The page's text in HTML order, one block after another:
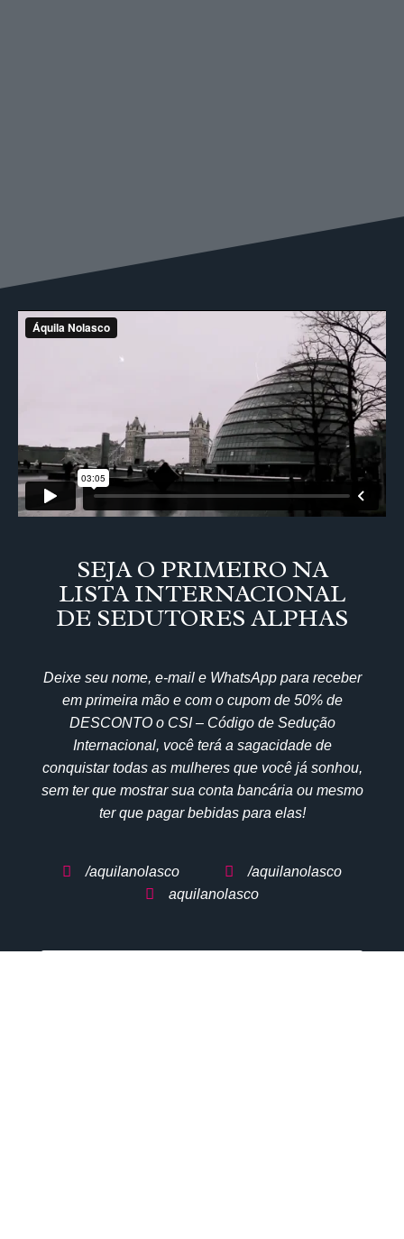
SEJA O PRIMEIRO NA
LISTA INTERNACIONAL
DE SEDUTORES ALPHAS
Deixe seu nome, e-mail e WhatsApp para receber
em primeira mão e com o cupom de 50% de
DESCONTO o CSI – Código de Sedução
Internacional, você terá a sagacidade de
conquistar todas as mulheres que você já sonhou,
sem ter que mostrar sua conta bancária ou mesmo
ter que pagar bebidas para elas!
/aquilanolasco
/aquilanolasco
aquilanolasco